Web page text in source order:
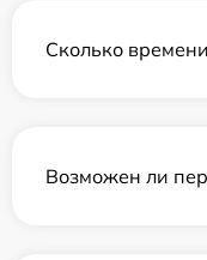
Сколько
Возможен ли